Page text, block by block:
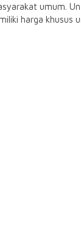
umum.
harga khusus